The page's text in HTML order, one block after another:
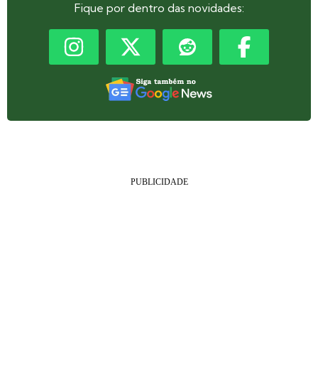
Fique por dentro das novidades: